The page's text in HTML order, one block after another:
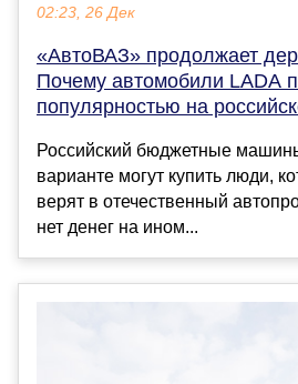
02:23, 26 Дек
«АвтоВАЗ» продолжает
Почему автомобили LADA
популярностью на
Российский бюджетные
варианте могут купить люди,
верят в отечественный
нет денег на ином...